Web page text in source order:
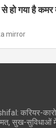
हो गया है कमर
mirror
करियर-
सुख-सुविधाओं में